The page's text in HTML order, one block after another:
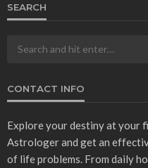
SEARCH
CONTACT INFO
Explore your destiny at your
Astrologer and get an
of life problems. From daily